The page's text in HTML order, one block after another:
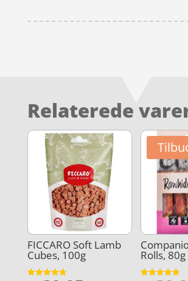
Relaterede
FICCARO Soft Lamb
Cubes, 100g Rolls, 80g